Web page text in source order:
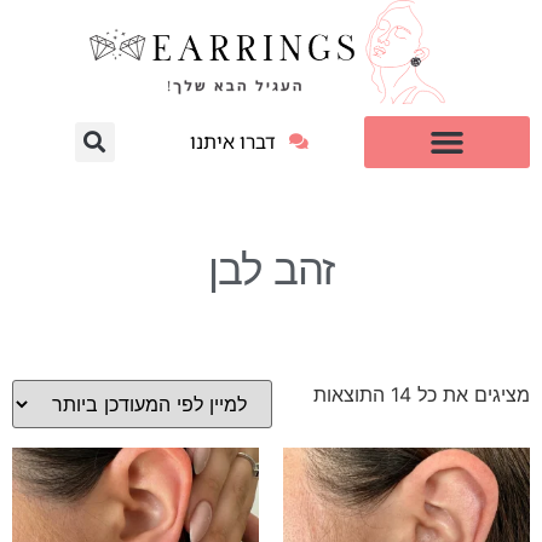
דברו איתנו
זהב לבן
מציגים את כל ⁦14⁩ התוצאות